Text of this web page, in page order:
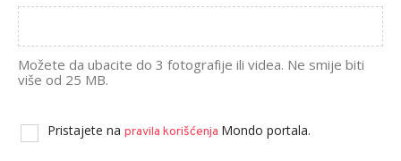
Možete da ubacite do 3 fotografije ili videa. Ne smije biti
više od 25 MB.
Pristajete na pravila korišćenja Mondo portala.